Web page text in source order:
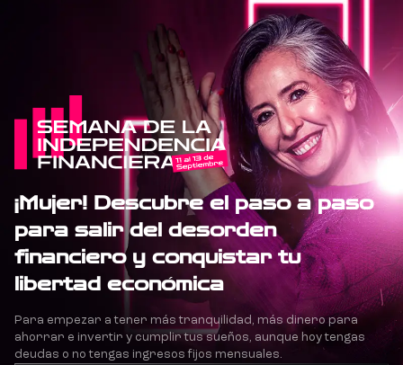
¡Mujer! Descubre el paso a paso
para salir del desorden
financiero y conquistar tu
libertad económica
Para empezar a tener más tranquilidad, más dinero para
ahorrar e invertir y cumplir tus sueños, aunque hoy tengas
deudas o no tengas ingresos fijos mensuales.